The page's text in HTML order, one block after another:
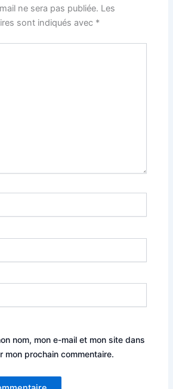
ne sera pas publiée. Les
sont indiqués avec *
nom, mon e-mail et mon site dans
mon prochain commentaire.